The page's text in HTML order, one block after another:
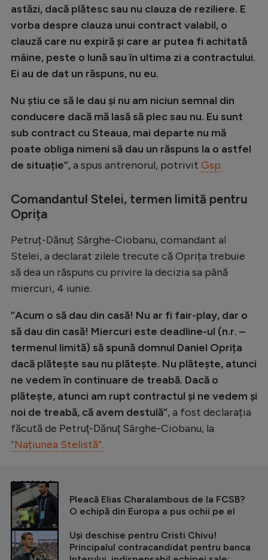
Rugby
Ciclism
Alte sporturi
JO 2024
JO 2026
Creează cont
astăzi, dacă plătesc sau nu clauza de reziliere. E
vorba despre clauza unui contract valabil, o
clauză care nu expiră și care ar putea fi achitată
mâine, peste o lună sau în ultima zi a contractului.
Ei au de dat un răspuns, nu eu.
Nu știu ce să le dau și nu am niciun semnal din
conducere dacă mă lasă să plec sau nu. Eu sunt
sub contract cu Steaua, mai departe nu mă
poate obliga nimeni să dau un răspuns la o astfel
de situație”,a spus antrenorul, potrivit Gsp.
Comandantul Stelei, termen limită pentru
Oprița
Petruț-Dănuț Sârghe-Ciobanu, comandant al
Stelei, a declarat zilele trecute că Oprița trebuie
să dea un răspuns cu privire la decizia sa până
miercuri, 4 iunie.
”Acum o să dau din casă! Nu ar fi fair-play, dar o
să dau din casă! Miercuri este deadline-ul (n.r. –
termenul limită) să spună domnul Daniel Oprița
dacă plătește sau nu plătește. Nu plătește, atunci
ne vedem în continuare de treabă. Dacă o
plătește, atunci am rupt contractul și ne vedem și
noi de treabă, că avem destulă”, a fost declarația
făcută de Petruţ-Dănuţ Sârghe-Ciobanu, la
”Națiunea Stelistă”.
CITEȘTE ȘI
Pleacă Elias Charalambous de la FCSB?
O echipă din Europa a pus ochii pe el
Uși deschise pentru Cristi Chivu!
Principalul contracandidat pentru banca